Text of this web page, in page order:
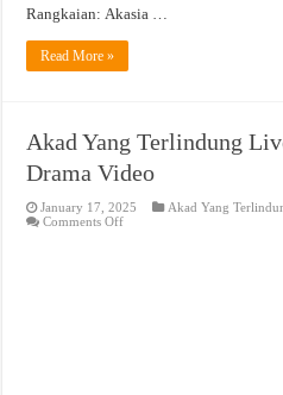
Rangkaian: Akasia …
Read More »
Akad Yang Terlindung
Drama Video
January 17, 2025 Akad Yang
Comments Offon